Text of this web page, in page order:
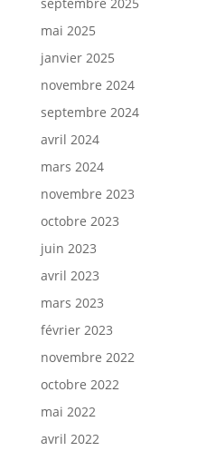
mai 2025
janvier 2025
novembre 2024
septembre 2024
avril 2024
mars 2024
novembre 2023
octobre 2023
juin 2023
avril 2023
mars 2023
février 2023
novembre 2022
octobre 2022
mai 2022
avril 2022